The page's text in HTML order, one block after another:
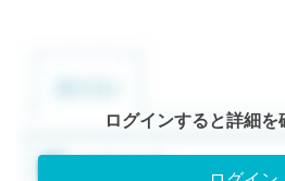
ログインすると詳細